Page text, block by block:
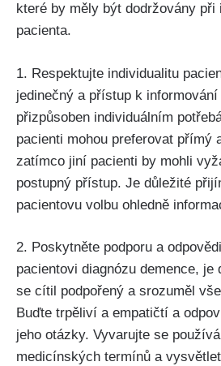
které by měly být dodržovány při
pacienta.
1. Respektujte individualitu
jedinečný a přístup k
přizpůsoben individuálním
pacienti mohou preferovat přímý
zatímco jiní pacienti by mohli
postupný přístup. Je důležité
pacientovu volbu ohledně
2. Poskytněte podporu a
pacientovi diagnózu demence,
se cítil podpořený a srozuměl
Buďte trpěliví a empatičtí a
jeho otázky. Vyvarujte se
medicínských termínů a